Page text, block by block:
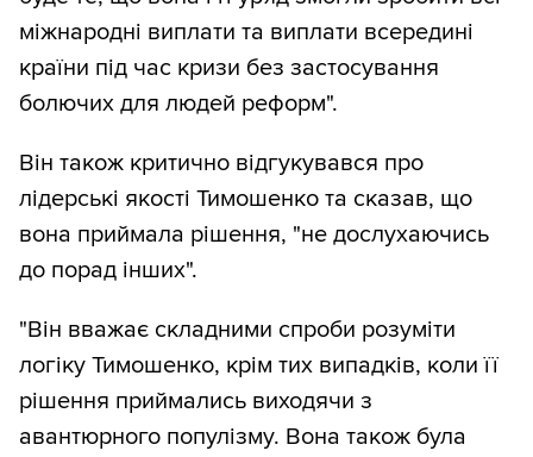
міжнародні виплати та виплати всередині
країни під час кризи без застосування
болючих для людей реформ".
Він також критично відгукувався про
лідерські якості Тимошенко та сказав, що
вона приймала рішення, "не дослухаючись
до порад інших".
"Він вважає складними спроби розуміти
логіку Тимошенко, крім тих випадків, коли її
рішення приймались виходячи з
авантюрного популізму. Вона також була